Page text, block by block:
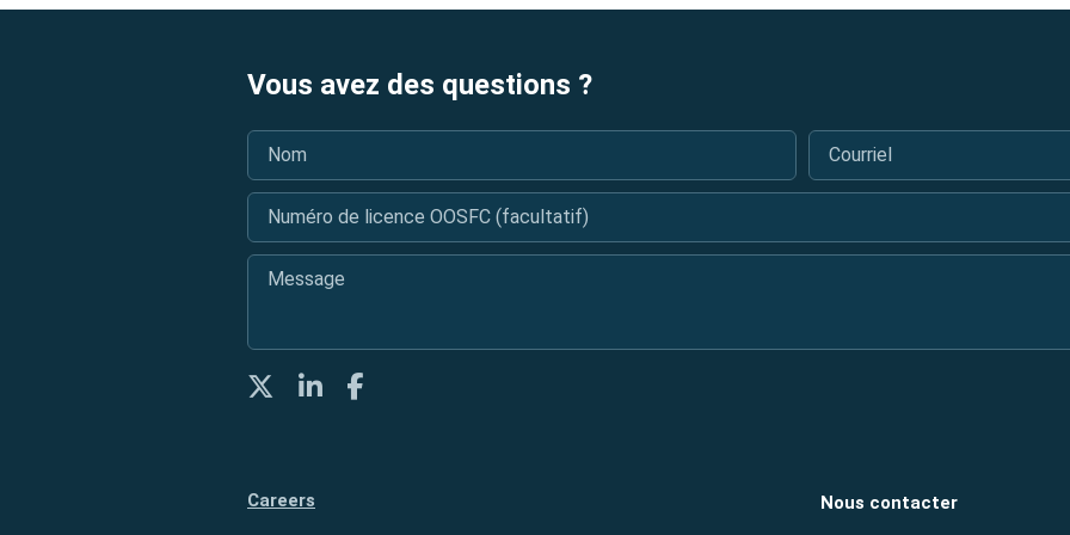
Vous avez des questions ?
Nom Courriel
Numéro de licence OOSFC (facultatif)
Message
TwitterLinkedInFacebook
Careers Nous contacter